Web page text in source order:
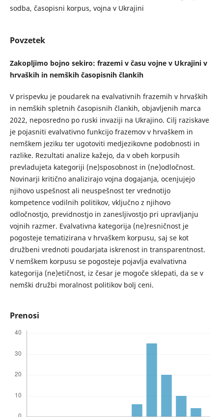
sodba, časopisni korpus, vojna v Ukrajini
Povzetek
Zakopljimo bojno sekiro: frazemi v času vojne v Ukrajini v
hrvaških in nemških časopisnih člankih
V prispevku je poudarek na evalvativnih frazemih v hrvaških
in nemških spletnih časopisnih člankih, objavljenih marca
2022, neposredno po ruski invaziji na Ukrajino. Cilj raziskave
je pojasniti evalvativno funkcijo frazemov v hrvaškem in
nemškem jeziku ter ugotoviti medjezikovne podobnosti in
razlike. Rezultati analize kažejo, da v obeh korpusih
prevladujeta kategoriji (ne)sposobnost in (ne)odločnost.
Novinarji kritično analizirajo vojna dogajanja, ocenjujejo
njihovo uspešnost ali neuspešnost ter vrednotijo
kompetence vodilnih politikov, vključno z njihovo
odločnostjo, previdnostjo in zanesljivostjo pri upravljanju
vojnih razmer. Evalvativna kategorija (ne)resničnost je
pogosteje tematizirana v hrvaškem korpusu, saj se kot
družbeni vrednoti poudarjata iskrenost in transparentnost.
V nemškem korpusu se pogosteje pojavlja evalvativna
kategorija (ne)etičnost, iz česar je mogoče sklepati, da se v
nemški družbi moralnost politikov bolj ceni.
Prenosi